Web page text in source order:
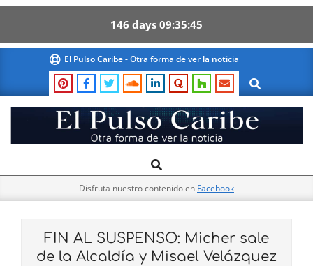
146 days 09 35 44
content
El Pulso Caribe - Otra forma de ver la noticia
Search
El
Pulso
Navigation
Search
Disfruta nuestro contenido en Facebook
FIN AL SUSPENSO: Micher sale
de la Alcaldía y Misael Velázquez